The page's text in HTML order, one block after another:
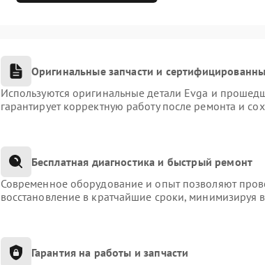
Оригинальные запчасти и
Используются оригинальные детали Evga и
гарантирует корректную работу после ремонта и
Бесплатная диагностика и быстрый ремонт
Современное оборудование и опыт позволяют
восстановление в кратчайшие сроки, минимизируя
Гарантия на работы и запчасти